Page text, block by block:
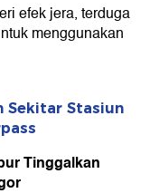
efek jera, terduga
menggunakan
Sekitar Stasiun
Tinggalkan